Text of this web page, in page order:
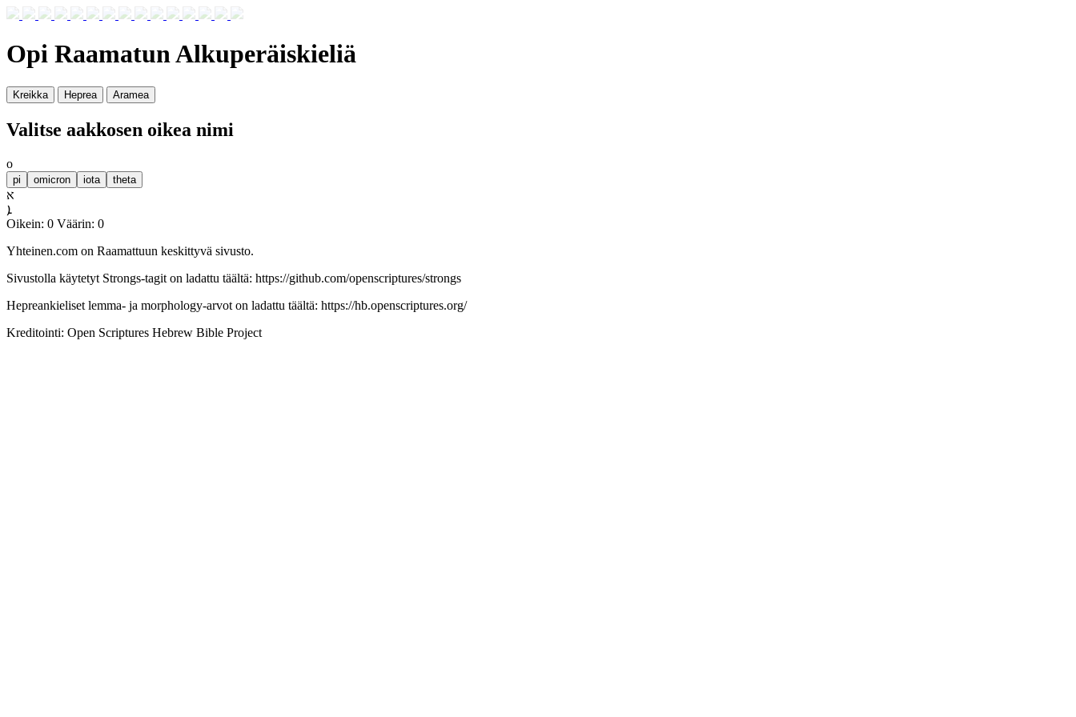
Opi Raamatun Alkuperäiskieliä
Kreikka Heprea Aramea
Valitse aakkosen oikea nimi
ο
pi omicron iota theta
א
ܐ
Oikein: 0 Väärin: 0
Yhteinen.com on Raamattuun keskittyvä sivusto.
Sivustolla käytetyt Strongs-tagit on ladattu täältä: https://github.com/openscriptures/strongs
Hepreankieliset lemma- ja morphology-arvot on ladattu täältä: https://hb.openscriptures.org/
Kreditointi: Open Scriptures Hebrew Bible Project